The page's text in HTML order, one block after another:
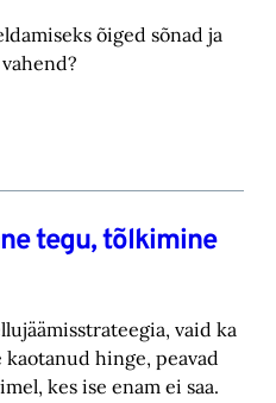
õiged sõnad ja
tegu, tõlkimine
vaid ka
hinge, peavad
kes ise enam ei saa.